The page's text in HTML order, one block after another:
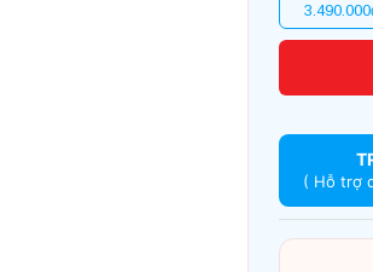
( Hỗ trợ